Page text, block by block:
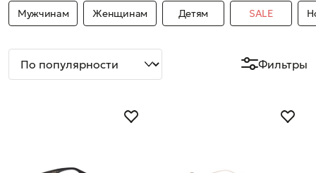
Мужчинам Женщинам Детям SALE
Фильтры